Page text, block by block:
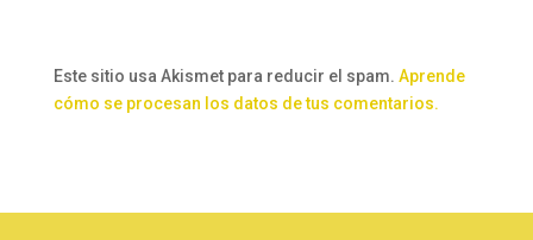
Este sitio usa Akismet para reducir el spam. Aprende
cómo se procesan los datos de tus comentarios.